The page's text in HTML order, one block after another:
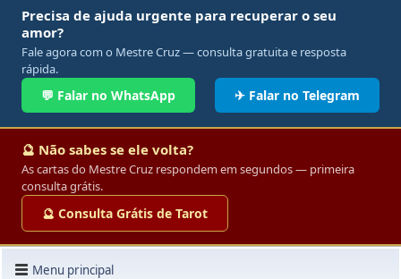
Precisa de ajuda urgente para recuperar o seu
amor?
Fale agora com o Mestre Cruz — consulta gratuita e resposta
rápida.
💬 Falar no WhatsApp ✈ Falar no Telegram
🔮 Não sabes se ele volta?
As cartas do Mestre Cruz respondem em segundos — primeira
consulta grátis.
🔮 Consulta Grátis de Tarot
Menu principal